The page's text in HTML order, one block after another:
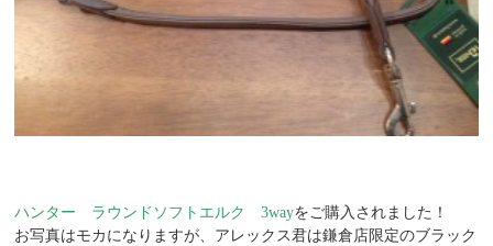
ハンター ラウンドソフトエルク 3wayをご購入されました！
お写真はモカになりますが、アレックス君は鎌倉店限定のブラック